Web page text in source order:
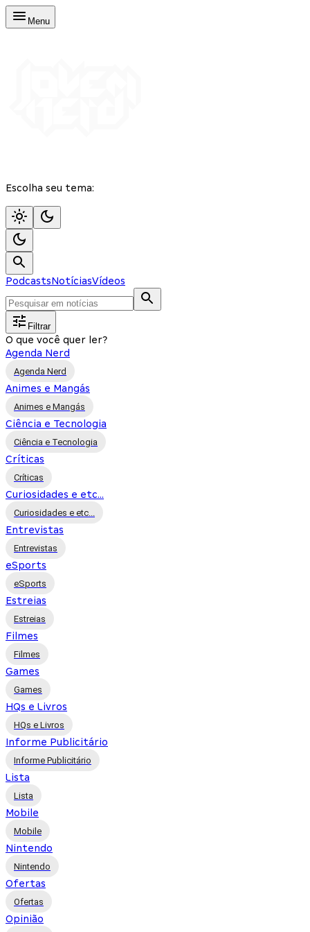
Menu
Escolha seu tema:
PodcastsNotíciasVídeos
Filtrar
O que você quer ler?
Agenda Nerd
Agenda Nerd
Animes e Mangás
Animes e Mangás
Ciência e Tecnologia
Ciência e Tecnologia
Críticas
Críticas
Curiosidades e etc...
Curiosidades e etc...
Entrevistas
Entrevistas
eSports
eSports
Estreias
Estreias
Filmes
Filmes
Games
Games
HQs e Livros
HQs e Livros
Informe Publicitário
Informe Publicitário
Lista
Lista
Mobile
Mobile
Nintendo
Nintendo
Ofertas
Ofertas
Opinião